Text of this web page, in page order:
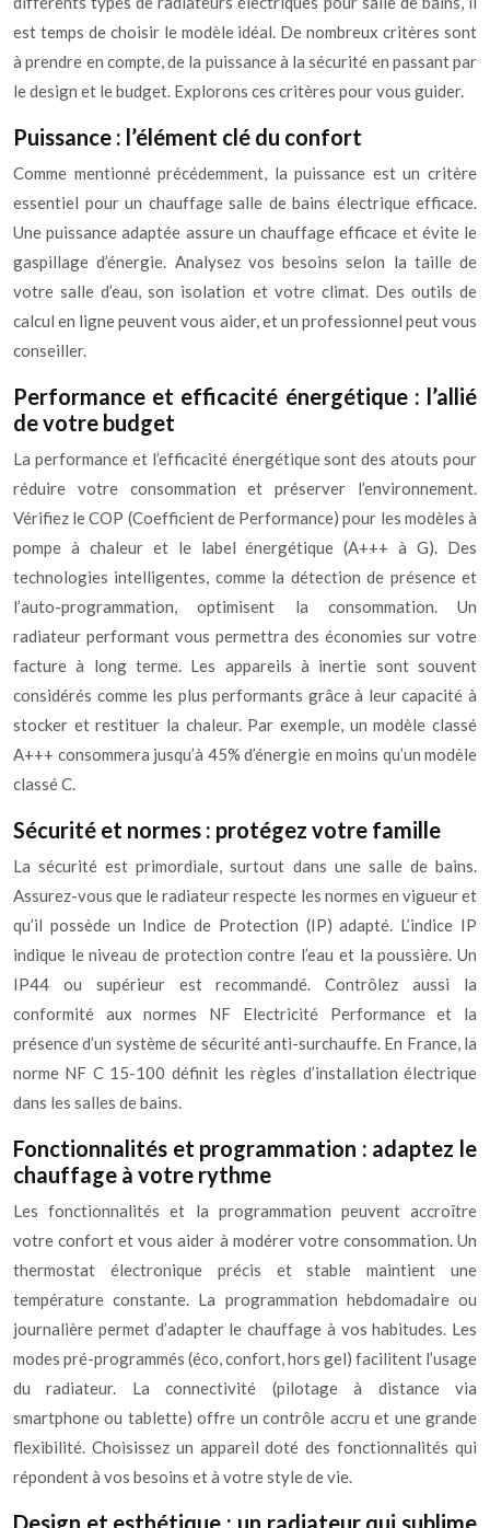
est temps de choisir le modèle idéal. De nombreux critères sont
à prendre en compte, de la puissance à la sécurité en passant par
le design et le budget. Explorons ces critères pour vous guider.
Puissance : l’élément clé du confort
Comme mentionné précédemment, la puissance est un critère
essentiel pour un chauffage salle de bains électrique efficace.
Une puissance adaptée assure un chauffage efficace et évite le
gaspillage d’énergie. Analysez vos besoins selon la taille de
votre salle d’eau, son isolation et votre climat. Des outils de
calcul en ligne peuvent vous aider, et un professionnel peut vous
conseiller.
Performance et efficacité énergétique : l’allié
de votre budget
La performance et l’efficacité énergétique sont des atouts pour
réduire votre consommation et préserver l’environnement.
Vérifiez le COP (Coefficient de Performance) pour les modèles à
pompe à chaleur et le label énergétique (A+++ à G). Des
technologies intelligentes, comme la détection de présence et
l’auto-programmation, optimisent la consommation. Un
radiateur performant vous permettra des économies sur votre
facture à long terme. Les appareils à inertie sont souvent
considérés comme les plus performants grâce à leur capacité à
stocker et restituer la chaleur. Par exemple, un modèle classé
A+++ consommera jusqu’à 45% d’énergie en moins qu’un modèle
classé C.
Sécurité et normes : protégez votre famille
La sécurité est primordiale, surtout dans une salle de bains.
Assurez-vous que le radiateur respecte les normes en vigueur et
qu’il possède un Indice de Protection (IP) adapté. L’indice IP
indique le niveau de protection contre l’eau et la poussière. Un
IP44 ou supérieur est recommandé. Contrôlez aussi la
conformité aux normes NF Electricité Performance et la
présence d’un système de sécurité anti-surchauffe. En France, la
norme NF C 15-100 définit les règles d’installation électrique
dans les salles de bains.
Fonctionnalités et programmation : adaptez le
chauffage à votre rythme
Les fonctionnalités et la programmation peuvent accroître
votre confort et vous aider à modérer votre consommation. Un
thermostat électronique précis et stable maintient une
température constante. La programmation hebdomadaire ou
journalière permet d’adapter le chauffage à vos habitudes. Les
modes pré-programmés (éco, confort, hors gel) facilitent l’usage
du radiateur. La connectivité (pilotage à distance via
smartphone ou tablette) offre un contrôle accru et une grande
flexibilité. Choisissez un appareil doté des fonctionnalités qui
répondent à vos besoins et à votre style de vie.
Design et esthétique : un radiateur qui sublime